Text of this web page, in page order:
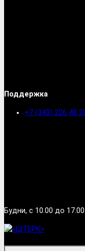
Поддержка
+7 (343) 226 48
Будни, с 10.00 до 17.00